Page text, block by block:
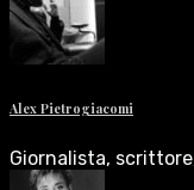
Alex Pietrogiacomi
Giornalista,